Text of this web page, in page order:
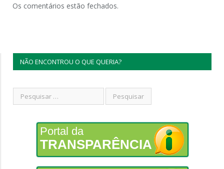
Os comentários estão fechados.
NÃO ENCONTROU O QUE QUERIA?
Portal da
TRANSPARÊNCIA